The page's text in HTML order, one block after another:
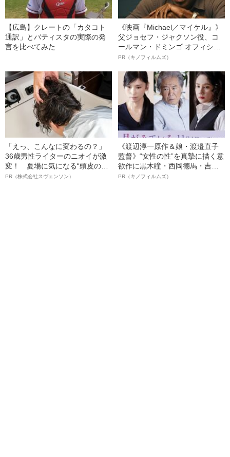
【広島】クレートの「カタコト
通訳」とバティスタの実際の発
言を比べてみた
《映画『Michael／マイケル』》
父ジョセフ・ジャクソン役、コ
ールマン・ドミンゴ オフィシャ
ルインタビュー“観客を魅了した
語る”《日本興収70億円突破》
PR（キノフィルムズ）
「えっ、こんなに変わるの？」
36歳男性ライターのニオイが激
変！ 夏場に気になる“頭皮のニ
オイ”や“ベタつき”を解消す
PR（株式会社スヴェンソン）
《渡辺淳一原作＆娘・渡邉直子
監督》“女性の性”を真摯に描く意
欲作に黒木瞳・西岡德馬・吉田
羊が出演決定！《映画『月がみ
PR（キノフィルムズ）